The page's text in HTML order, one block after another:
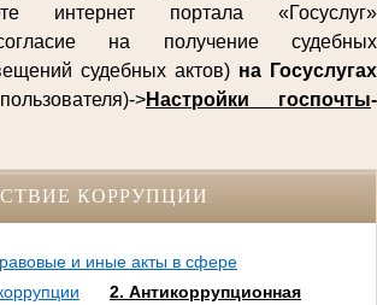
интернет портала «Госуслуг»
на получение судебных
судебных актов) на Госуслугах
>Настройки госпочты-
КОРРУПЦИИ
и иные акты в сфере
2. Антикоррупционная